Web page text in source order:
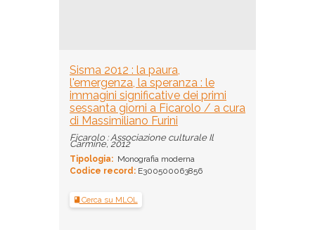
Sisma 2012 : la paura,
l'emergenza, la speranza : le
immagini significative dei primi
sessanta giorni a Ficarolo / a cura
di Massimiliano Furini
Ficarolo : Associazione culturale Il
Carmine, 2012
Tipologia: Monografia moderna
Codice record: E300500063856
Cerca su MLOL